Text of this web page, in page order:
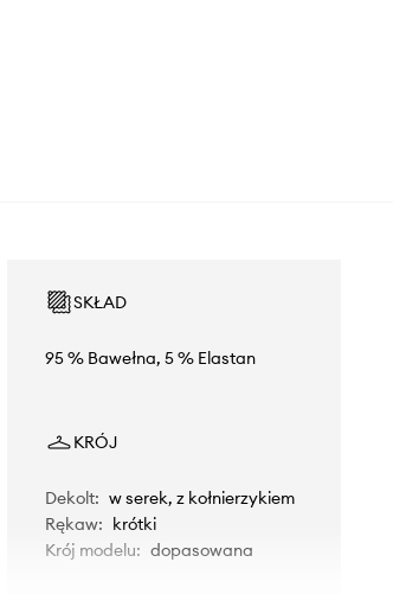
SKŁAD
95 % Bawełna, 5 % Elastan
KRÓJ
Dekolt: w serek, z kołnierzykiem
Rękaw:
krótki
Krój modelu: dopasowana